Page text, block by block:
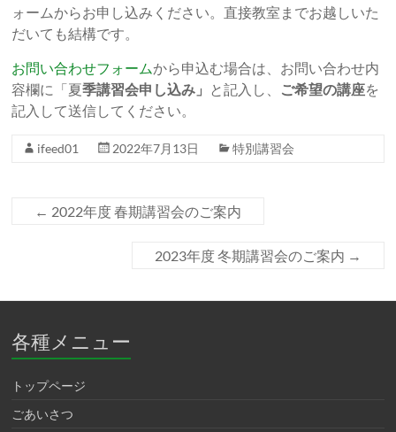
ォームからお申し込みください。直接教室までお越しいた
だいても結構です。
お問い合わせフォームから申込む場合は、お問い合わせ内
容欄に「夏季講習会申し込み」 と記入し、 ご希望の講座を
記入して送信してください。
ifeed01 2022年7月13日 特別講習会
← 2022年度 春期講習会のご案内
2023年度 冬期講習会のご案内 →
各種メニュー
トップページ
ごあいさつ